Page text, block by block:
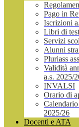
Pago in
Iscrizioni
Libri di
Servizi
Alunni
Pluriass
Validità
a.s. 2025/
INVALSI
Orario di
2025/26
Docenti e ATA